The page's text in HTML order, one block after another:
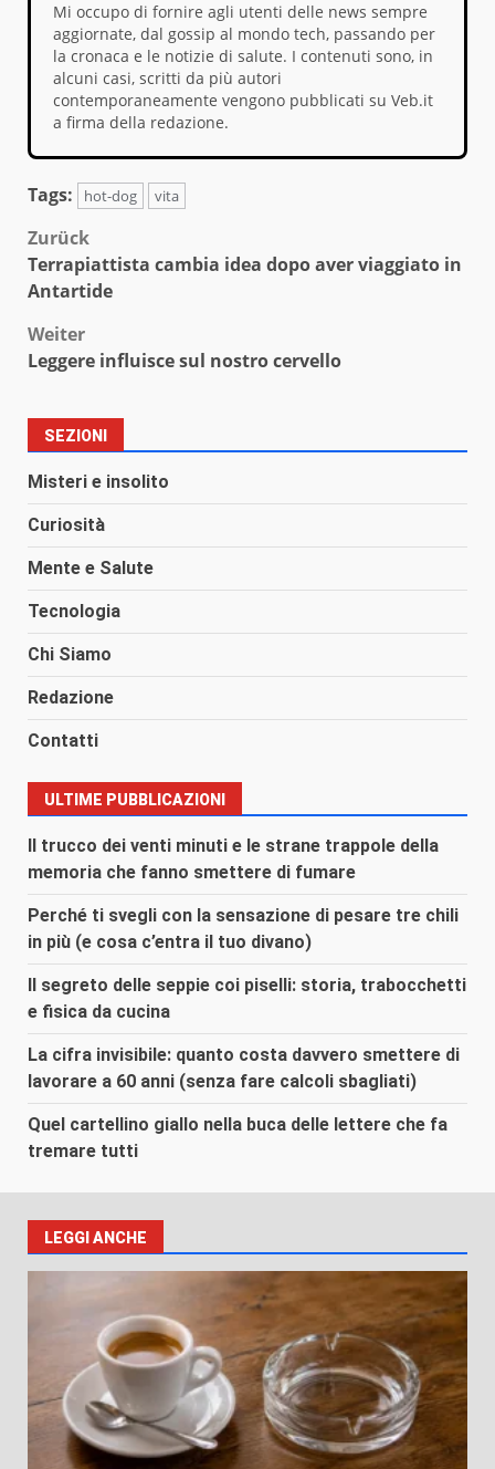
Mi occupo di fornire agli utenti delle news sempre
aggiornate, dal gossip al mondo tech, passando per
la cronaca e le notizie di salute. I contenuti sono, in
alcuni casi, scritti da più autori
contemporaneamente vengono pubblicati su Veb.it
a firma della redazione.
Tags: hot-dog vita
Beitragsnavigation
Zurück
Terrapiattista cambia idea dopo aver viaggiato in
Antartide
Weiter
Leggere influisce sul nostro cervello
SEZIONI
Misteri e insolito
Curiosità
Mente e Salute
Tecnologia
Chi Siamo
Redazione
Contatti
ULTIME PUBBLICAZIONI
Il trucco dei venti minuti e le strane trappole della
memoria che fanno smettere di fumare
Perché ti svegli con la sensazione di pesare tre chili
in più (e cosa c’entra il tuo divano)
Il segreto delle seppie coi piselli: storia, trabocchetti
e fisica da cucina
La cifra invisibile: quanto costa davvero smettere di
lavorare a 60 anni (senza fare calcoli sbagliati)
Quel cartellino giallo nella buca delle lettere che fa
tremare tutti
LEGGI ANCHE